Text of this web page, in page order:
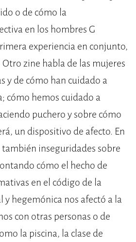
o de cómo la
en los hombres G
experiencia en conjunto,
zine habla de las mujeres
y de cómo han cuidado a
cómo hemos cuidado a
puchero y sobre cómo
un dispositivo de afecto. En
inseguridades sobre
cómo el hecho de
en el código de la
y hegemónica nos afectó a la
con otras personas o de
la piscina, la clase de